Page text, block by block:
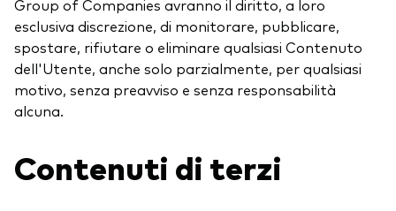
Group of Companies avranno il diritto, a loro
esclusiva discrezione, di monitorare, pubblicare,
spostare, rifiutare o eliminare qualsiasi Contenuto
dell'Utente, anche solo parzialmente, per qualsiasi
motivo, senza preavviso e senza responsabilità
alcuna.
Contenuti di terzi